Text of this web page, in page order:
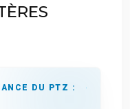
DU PTZ :